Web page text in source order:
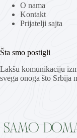
O nama
Kontakt
Prijatelji sajta
Šta smo postigli
Lakšu komunikaciju
svega onoga što Srbija